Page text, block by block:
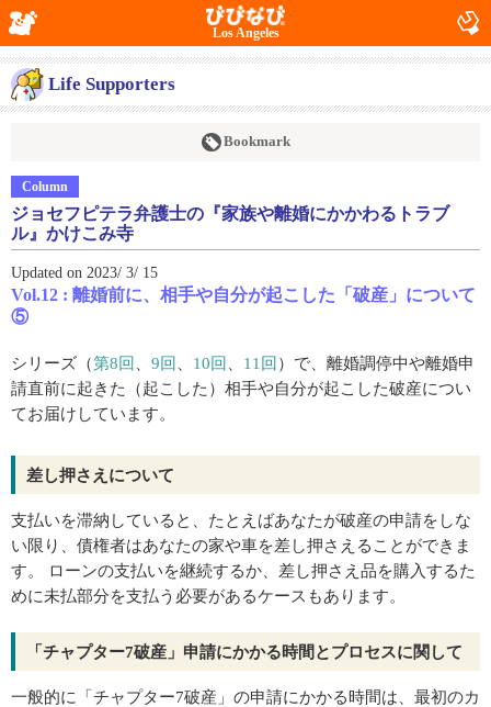
Los Angeles
Life Supporters
Bookmark
Column
ジョセフピテラ弁護士の『家族や離婚にかかわるトラブ
ル』かけこみ寺
Updated on 2023/ 3/ 15
Vol.12 : 離婚前に、相手や自分が起こした「破産」について
⑤
シリーズ（第8回 9回 10回 11回 ）で、離婚調停中や離婚申
請直前に起きた（起こした）相手や自分が起こした破産につい
てお届けしています。
差し押さえについて
支払いを滞納していると、たとえばあなたが破産の申請をしな
い限り、債権者はあなたの家や車を差し押さえることができま
す。 ローンの支払いを継続するか、差し押さえ品を購入するた
めに未払部分を支払う必要があるケースもあります。
「チャプター7破産」申請にかかる時間とプロセスに関して
一般的に「チャプター7破産」の申請にかかる時間は、最初のカ